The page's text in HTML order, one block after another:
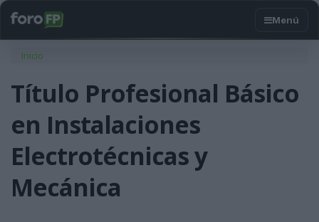
Usted está aquí
Inicio
Título Profesional Básico
en Instalaciones
Electrotécnicas y
Mecánica